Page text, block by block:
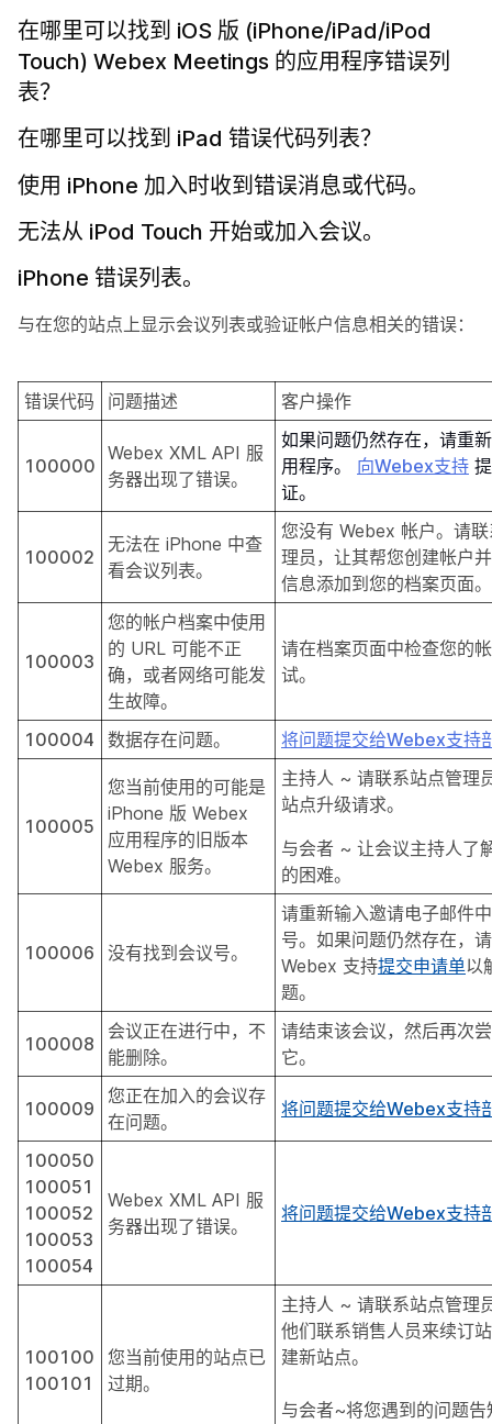
在哪里可以找到 iOS 版 (iPhone/iPad/iPod
Touch) Webex Meetings 的应用程序错误列
表？
在哪里可以找到 iPad 错误代码列表？
使用 iPhone 加入时收到错误消息或代码。
无法从 iPod Touch 开始或加入会议。
iPhone 错误列表。
与在您的站点上显示会议列表或验证帐户信息相关的错误：
错误代码 问题描述 客户操作
100000
Webex XML API 服
务器出现了错误。
如果问题仍然存在，请重
用程序。 向Webex支持
证。
100002
无法在 iPhone 中查
看会议列表。
您没有 Webex 帐户。请
理员，让其帮您创建帐户
信息添加到您的档案页面。
100003
您的帐户档案中使用
的 URL 可能不正
确，或者网络可能发
生故障。
请在档案页面中检查您的
试。
100004 数据存在问题。 将问题提交给Webex支持
100005
您当前使用的可能是
iPhone 版 Webex
应用程序的旧版本
Webex 服务。
主持人 ~ 请联系站点管理
站点升级请求。
与会者 ~ 让会议主持人了
的困难。
100006 没有找到会议号。
请重新输入邀请电子邮件
号。如果问题仍然存在，
Webex 支持提交申请单以
题。
100008
会议正在进行中，不
能删除。
请结束该会议，然后再次
它。
100009
您正在加入的会议存
在问题。
将问题提交给Webex支持
100050
100051
100052
100053
100054
Webex XML API 服
务器出现了错误。
将问题提交给Webex支持
100100
100101
您当前使用的站点已
过期。
主持人 ~ 请联系站点管理
他们联系销售人员来续订
建新站点。
与会者~将您遇到的问题告